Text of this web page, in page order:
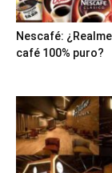
Nescafé:
café 100% puro?